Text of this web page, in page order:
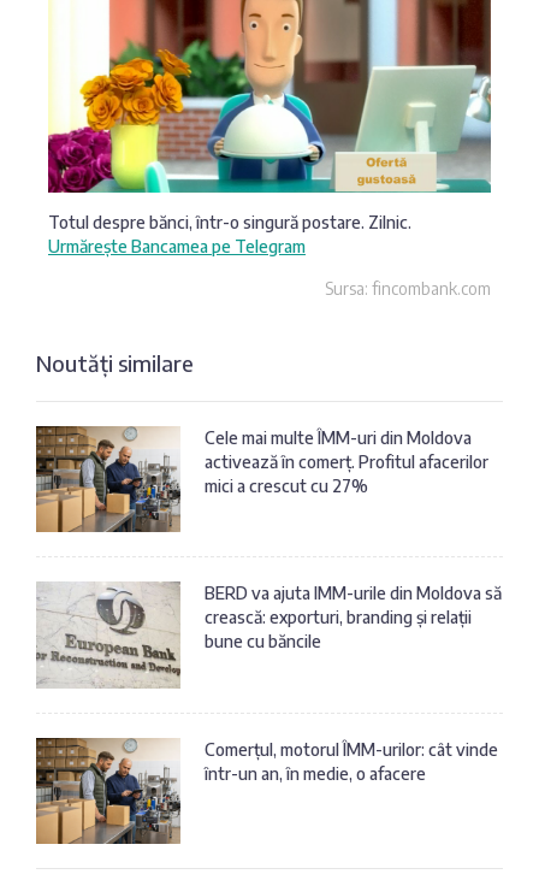
Totul despre bănci, într-o singură postare. Zilnic.
Urmărește Bancamea pe Telegram
Sursa: fincombank.com
Noutăți similare
Cele mai multe ÎMM-uri din Moldova
activează în comerț. Profitul afacerilor
mici a crescut cu 27%
BERD va ajuta IMM-urile din Moldova să
crească: exporturi, branding și relații
bune cu băncile
Comerțul, motorul ÎMM-urilor: cât vinde
într-un an, în medie, o afacere